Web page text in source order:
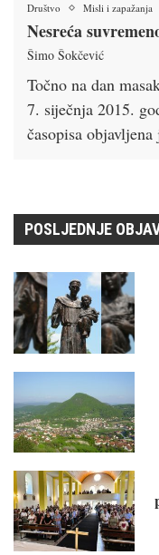
Društvo Misli i zapažanja
Nesreća
Šimo Šokčević
Točno na dan
7. siječnja 2015.
časopisa
POSLJEDNJE